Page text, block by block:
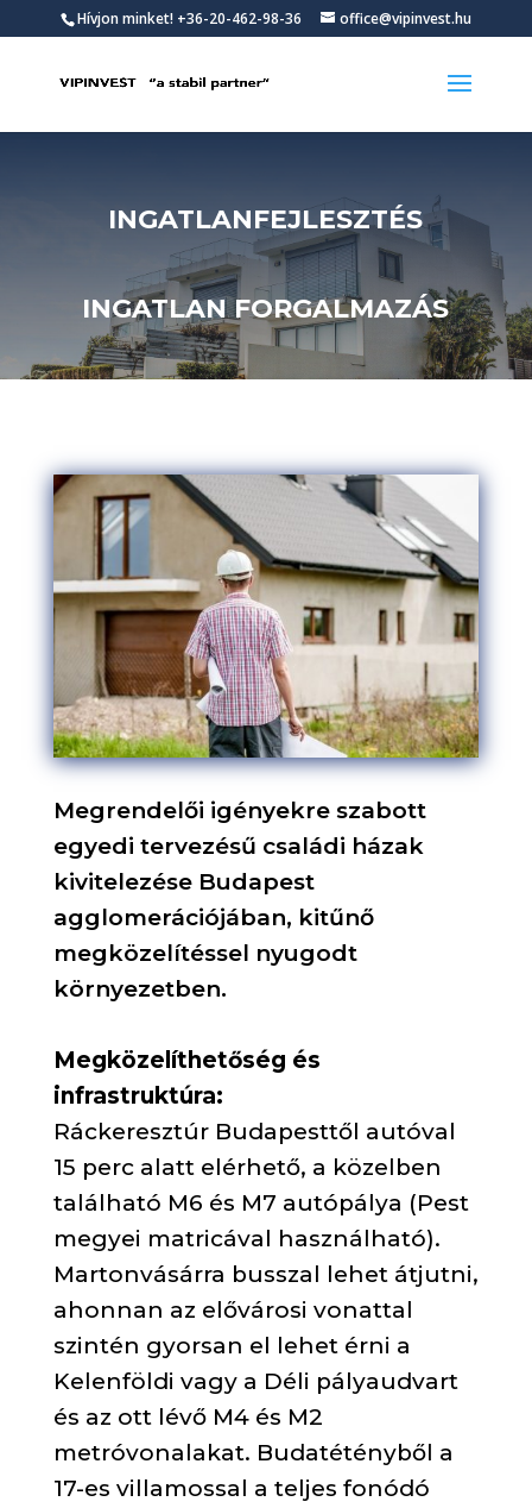
Hívjon minket!+36-20-462-98-36 office@vipinvest.hu
INGATLANFEJLESZTÉS
INGATLAN FORGALMAZÁS
Megrendelői igényekre szabott
egyedi tervezésű családi házak
kivitelezése Budapest
agglomerációjában, kitűnő
megközelítéssel nyugodt
környezetben.
Megközelíthetőség és
infrastruktúra:
Ráckeresztúr Budapesttől autóval
15 perc alatt elérhető, a közelben
található M6 és M7 autópálya (Pest
megyei matricával használható).
Martonvásárra busszal lehet átjutni,
ahonnan az elővárosi vonattal
szintén gyorsan el lehet érni a
Kelenföldi vagy a Déli pályaudvart
és az ott lévő M4 és M2
metróvonalakat. Budatétényből a
17-es villamossal a teljes fonódó